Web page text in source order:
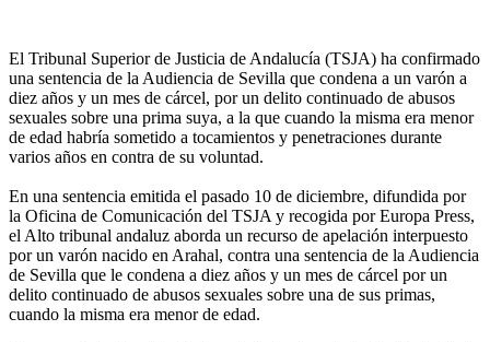
El Tribunal Superior de Justicia de Andalucía (TSJA) ha confirmado
una sentencia de la Audiencia de Sevilla que condena a un varón a
diez años y un mes de cárcel, por un delito continuado de abusos
sexuales sobre una prima suya, a la que cuando la misma era menor
de edad habría sometido a tocamientos y penetraciones durante
varios años en contra de su voluntad.
En una sentencia emitida el pasado 10 de diciembre, difundida por
la Oficina de Comunicación del TSJA y recogida por Europa Press,
el Alto tribunal andaluz aborda un recurso de apelación interpuesto
por un varón nacido en Arahal, contra una sentencia de la Audiencia
de Sevilla que le condena a diez años y un mes de cárcel por un
delito continuado de abusos sexuales sobre una de sus primas,
cuando la misma era menor de edad.